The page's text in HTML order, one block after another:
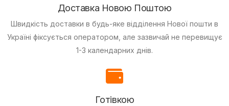
Доставка Новою Поштою
Швидкість доставки в будь-яке відділення Нової пошти в
Україні фіксується оператором, але зазвичай не перевищує
1-3 календарних днів.
Готівкою